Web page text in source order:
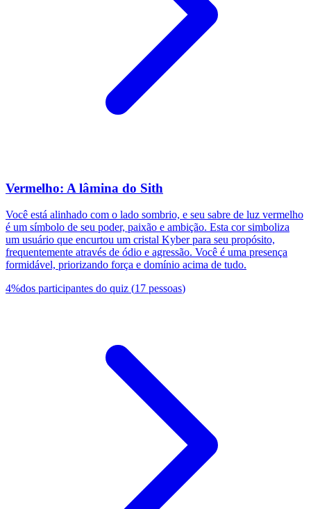
Vermelho: A lâmina do Sith
Você está alinhado com o lado sombrio, e seu sabre de luz vermelho
é um símbolo de seu poder, paixão e ambição. Esta cor simboliza
um usuário que encurtou um cristal Kyber para seu propósito,
frequentemente através de ódio e agressão. Você é uma presença
formidável, priorizando força e domínio acima de tudo.
4%dos participantes do quiz (17 pessoas)